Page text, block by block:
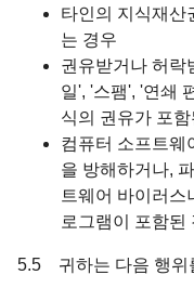
타인의 지식재산
는 경우
권유받거나 허락
일', '스팸', '연쇄
식의 권유가 포
컴퓨터 소프트웨
을 방해하거나,
트웨어 바이러스
로그램이 포함된
5.5 귀하는 다음 행위